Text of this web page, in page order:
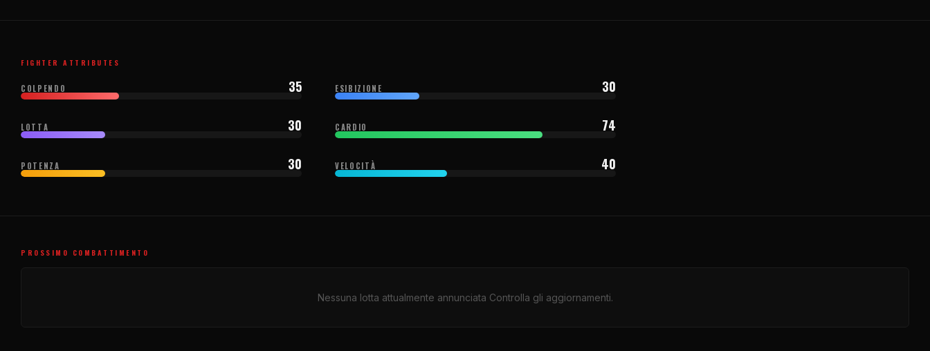
FIGHTER ATTRIBUTES
COLPENDO 35 ESIBIZIONE 30
LOTTA 30 CARDIO 74
POTENZA 30 VELOCITÀ 40
PROSSIMO COMBATTIMENTO
Nessuna lotta attualmente annunciata Controlla gli aggiornamenti.